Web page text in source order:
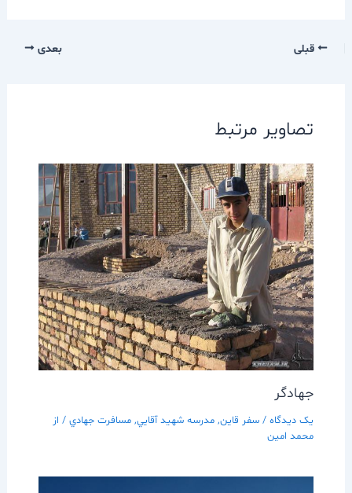
قبلی بعدی
تصاویر مرتبط
جهادگر
یک دیدگاه / سفر قاين, مدرسه شهيد آقايي, مسافرت جهادي/ از
محمد امین